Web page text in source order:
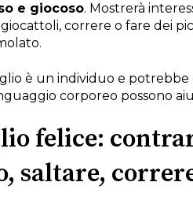
e giocoso. Mostrerà
correre o fare dei
è un individuo e
corporeo possono
felice:
saltare,